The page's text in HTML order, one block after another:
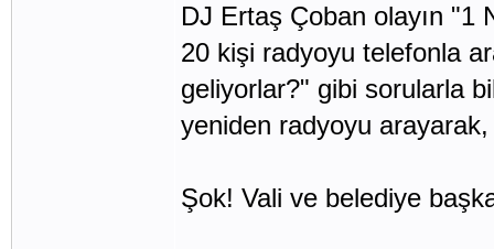
DJ Ertaş Çoban olayın "1
20 kişi radyoyu telefonla
geliyorlar?" gibi sorularla
yeniden radyoyu
Şok! Vali ve belediye